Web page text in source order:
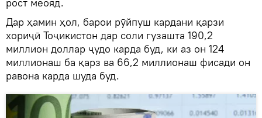
Дар ҳамин ҳол, барои рӯйпуш кардани қарзи
хориҷӣ Тоҷикистон дар соли гузашта 190,2
миллион доллар ҷудо карда буд, ки аз он 124
миллионаш ба қарз ва 66,2 миллионаш фисади он
равона карда шуда буд.